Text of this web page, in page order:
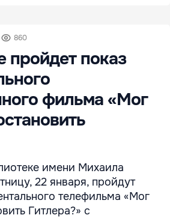
860
пройдет показ
фильма «Мог
имени Михаила
22 января, пройдут
телефильма «Мог
Гитлера?» с